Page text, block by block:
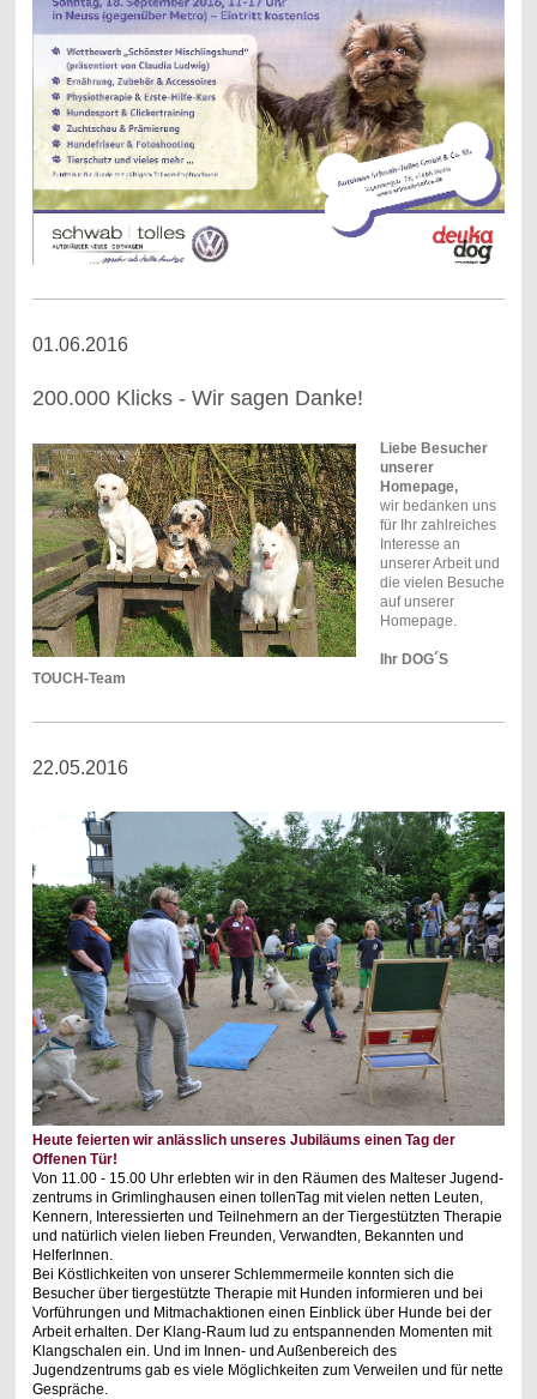
01.06.2016
200.000 Klicks - Wir sagen Danke!
Liebe Besucher
unserer
Homepage,
wir bedanken uns
für Ihr zahlreiches
Interesse an
unserer Arbeit und
die vielen Besuche
auf unserer
Homepage.
Ihr DOG´S
TOUCH-Team
22.05.2016
Heute feierten wir anlässlich unseres Jubiläums einen Tag der
Offenen Tür!
Von 11.00 - 15.00 Uhr erlebten wir in den Räumen des Malteser Jugend-
zentrums in Grimlinghausen einen tollenTag mit vielen netten Leuten,
Kennern, Interessierten und Teilnehmern an der Tiergestützten Therapie
und natürlich vielen lieben Freunden, Verwandten, Bekannten und
HelferInnen.
Bei Köstlichkeiten von unserer Schlemmermeile konnten sich die
Besucher über tiergestützte Therapie mit Hunden informieren und bei
Vorführungen und Mitmachaktionen einen Einblick über Hunde bei der
Arbeit erhalten. Der Klang-Raum lud zu entspannenden Momenten mit
Klangschalen ein. Und im Innen- und Außenbereich des
Jugendzentrums gab es viele Möglichkeiten zum Verweilen und für nette
Gespräche.